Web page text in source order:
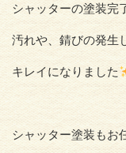
シャッターの塗装完
汚れや、錆びの発生
キレイになりました
シャッター塗装もお